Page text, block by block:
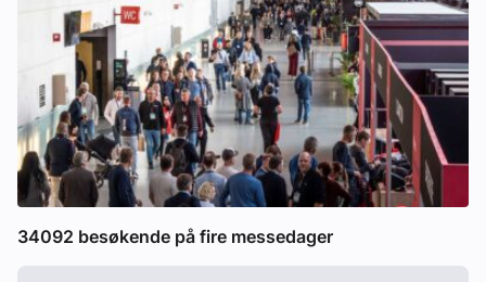
34092 besøkende på fire messedager